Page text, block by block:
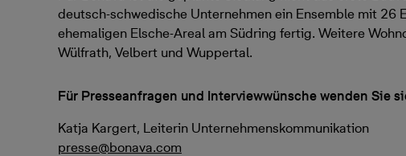
deutsch-schwedische Unternehmen ein Ensemble mit 26
ehemaligen Elsche-Areal am Südring fertig. Weitere
Wülfrath, Velbert und Wuppertal.
Für Presseanfragen und Interviewwünsche wenden Sie
Katja Kargert, Leiterin Unternehmenskommunikation
presse@bonava.com